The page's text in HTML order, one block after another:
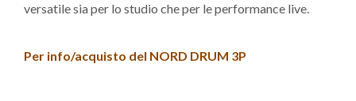
versatile sia per lo studio che per le performance live.
Per info/acquisto del NORD DRUM 3P